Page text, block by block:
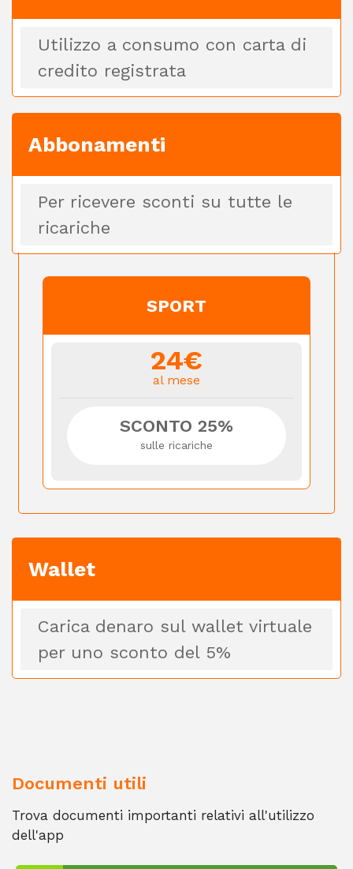
Utilizzo a consumo con carta di
credito registrata
Abbonamenti
Per ricevere sconti su tutte le
ricariche
SPORT
24€
al mese
SCONTO 25%
sulle ricariche
Wallet
Carica denaro sul wallet virtuale
per uno sconto del 5%
Documenti utili
Trova documenti importanti relativi all'utilizzo
dell'app